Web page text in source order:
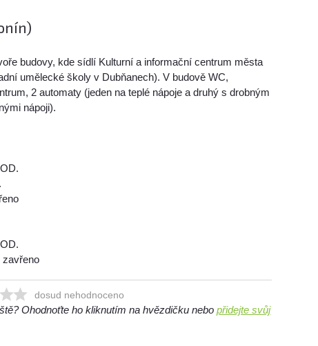
budovy, kde sídlí Kulturní a informační centrum města
umělecké školy v Dubňanech). V budově WC,
2 automaty (jeden na teplé nápoje a druhý s drobným
nápoji).
zavřeno
dosud nehodnoceno
Ohodnoťte ho kliknutím na hvězdičku nebopřidejte svůj